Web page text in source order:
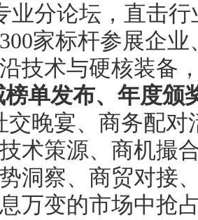
业分论坛，直击行
家标杆参展企
技术与硬核装备
榜单发布、年度颁
交晚宴、商务配
术策源、商机撮
洞察、商贸对接
万变的市场中抢